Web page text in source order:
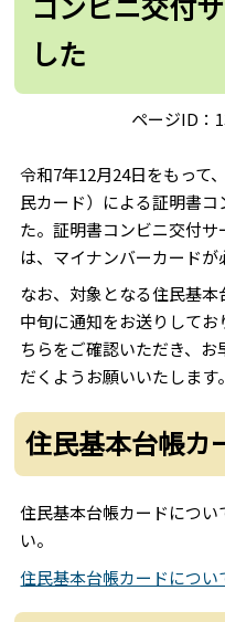
した
ページID：
令和7年12月24日をもって
民カード）による証明書
た。証明書コンビニ交付
は、マイナンバーカードが
なお、対象となる住民基
中旬に通知をお送りして
ちらをご確認いただき、
だくようお願いいたします。
住民基本台帳カ
住民基本台帳カードにつ
い。
住民基本台帳カードについ